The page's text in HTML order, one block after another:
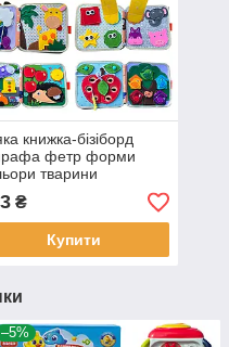
книжка-бізіборд
фетр форми
тварини
ігри на
21*7*21см (C
₴
Купити
–5%